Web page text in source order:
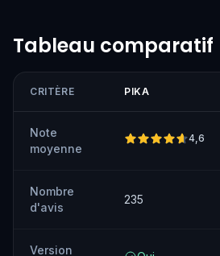
Tableau comparatif
CRITÈRE PIKA
Note
moyenne
4,6
Nombre
d'avis
235
Version